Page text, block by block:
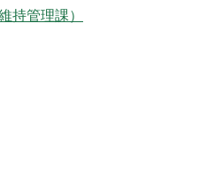
持管理課）